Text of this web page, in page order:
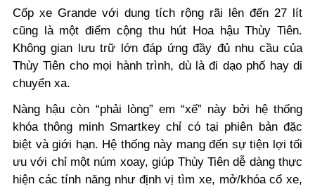
Cốp xe Grande với dung tích rộng rãi lên đến 27 lít
cũng là một điểm cộng thu hút Hoa hậu Thùy Tiên.
Không gian lưu trữ lớn đáp ứng đầy đủ nhu cầu của
Thùy Tiên cho mọi hành trình, dù là đi dạo phố hay di
chuyển xa.
Nàng hậu còn “phải lòng” em “xế” này bởi hệ thống
khóa thông minh Smartkey chỉ có tại phiên bản đặc
biệt và giới hạn. Hệ thống này mang đến sự tiện lợi tối
ưu với chỉ một núm xoay, giúp Thùy Tiên dễ dàng thực
hiện các tính năng như định vị tìm xe, mở/khóa cổ xe,